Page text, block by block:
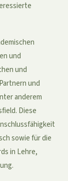
und
und
und
anderem
Diese
sowie für die
in Lehre,